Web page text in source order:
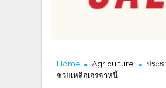
Home Agriculture
ประ
ช่วยเหลือเจรจาหนี้